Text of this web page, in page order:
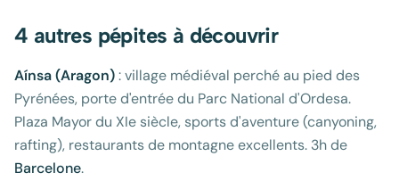
4 autres pépites à découvrir
Aínsa (Aragon): village médiéval perché au pied des
Pyrénées, porte d'entrée du Parc National d'Ordesa.
Plaza Mayor du XIe siècle, sports d'aventure (canyoning,
rafting), restaurants de montagne excellents. 3h de
Barcelone.